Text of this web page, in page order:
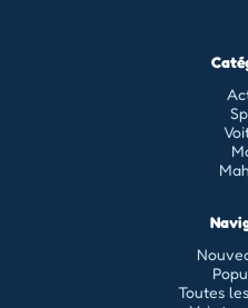
Toutes